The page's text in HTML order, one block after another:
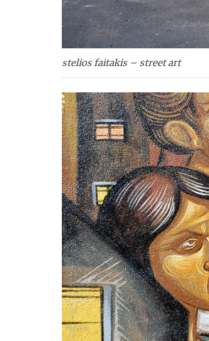
stelios faitakis – street art